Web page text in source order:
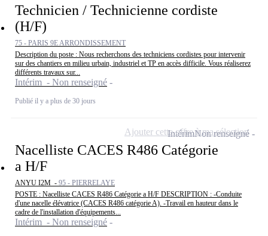
Technicien / Technicienne cordiste
(H/F)
75 - PARIS 9E ARRONDISSEMENT
Description du poste : Nous recherchons des techniciens cordistes pour intervenir
sur des chantiers en milieu urbain, industriel et TP en accès difficile. Vous réaliserez
différents travaux sur...
Intérim - Non renseigné
Publié il y a plus de 30 jours
Nacelliste CACES R486 Catégorie
a H/F
ANYU I2M - 95 - PIERRELAYE
POSTE : Nacelliste CACES R486 Catégorie a H/F DESCRIPTION : -Conduite
d'une nacelle élévatrice (CACES R486 catégorie A). -Travail en hauteur dans le
cadre de l'installation d'équipements...
Intérim - Non renseigné
IntérimNon renseigné
Ajouter cette offre à ma sélection